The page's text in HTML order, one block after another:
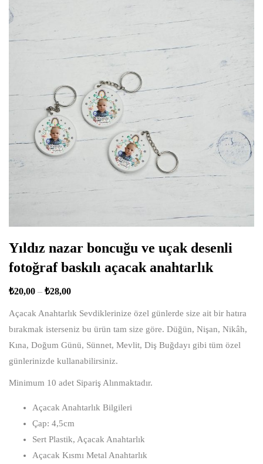
Yıldız nazar boncuğu ve uçak desenli
fotoğraf baskılı açacak anahtarlık
₺20,00 – ₺28,00
Açacak Anahtarlık Sevdiklerinize özel günlerde size ait bir hatıra
bırakmak isterseniz bu ürün tam size göre. Düğün, Nişan, Nikâh,
Kına, Doğum Günü, Sünnet, Mevlit, Diş Buğdayı gibi tüm özel
günlerinizde kullanabilirsiniz.
Minimum 10 adet Sipariş Alınmaktadır.
Açacak Anahtarlık Bilgileri
Çap: 4,5cm
Sert Plastik, Açacak Anahtarlık
Açacak Kısmı Metal Anahtarlık